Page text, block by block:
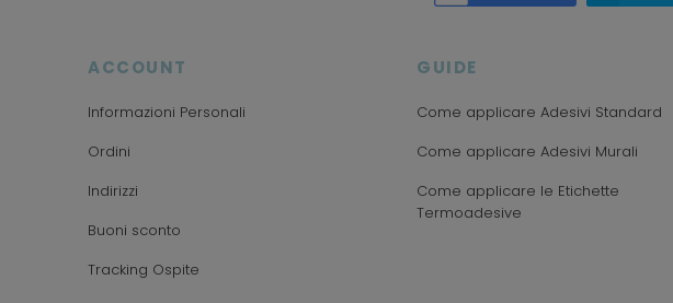
ACCOUNT
Informazioni Personali
Ordini
Indirizzi
Buoni sconto
Tracking Ospite
GUIDE
Come applicare Adesivi Standard
Come applicare Adesivi Murali
Come applicare le Etichette
Termoadesive